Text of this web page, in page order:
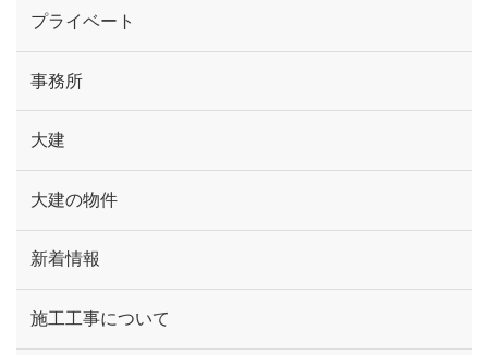
プライベート
事務所
大建
大建の物件
新着情報
施工工事について